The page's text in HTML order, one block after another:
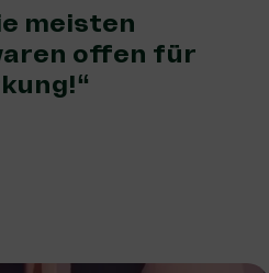
meisten
offen für